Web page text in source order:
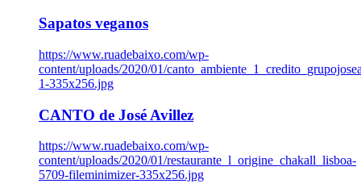
Sapatos veganos
https://www.ruadebaixo.com/wp-
content/uploads/2020/01/
1-335x256.jpg
CANTO de José Avillez
https://www.ruadebaixo.com/wp-
content/uploads/2020/01/restaurante_l_origine_chakall_lisboa-
5709-fileminimizer-335x256.jpg